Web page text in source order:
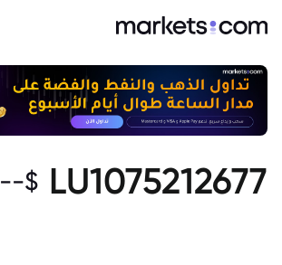
LU1075212677
$
--